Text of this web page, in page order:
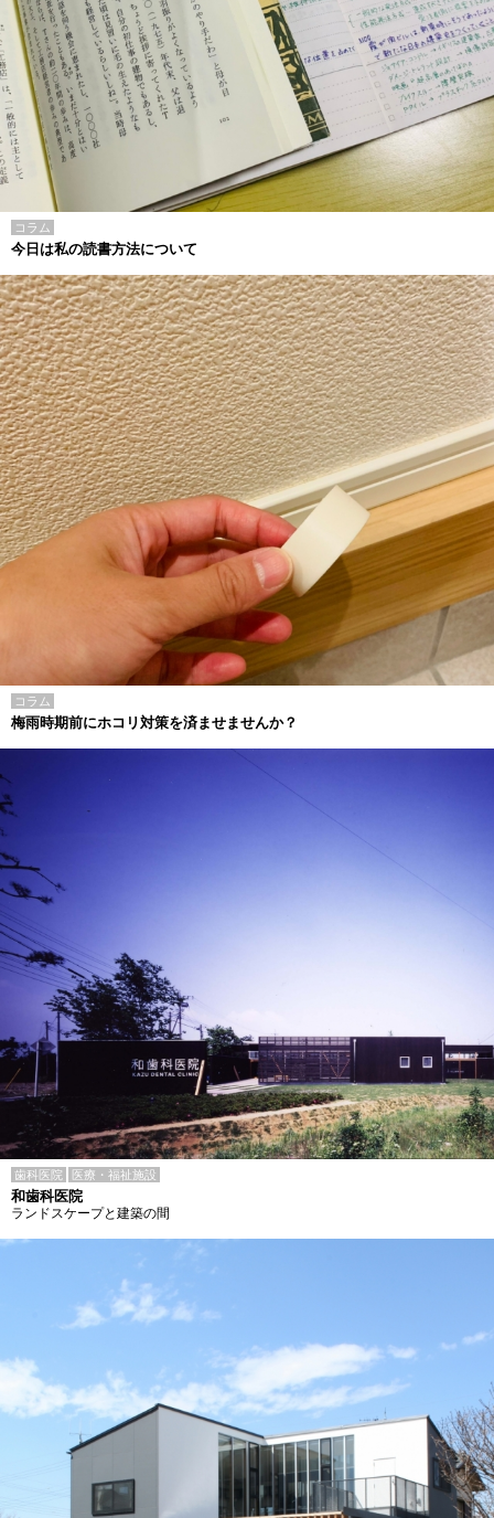
コラム
今日は私の読書方法について
コラム
梅雨時期前にホコリ対策を済ませませんか？
歯科医院 医療・福祉施設
和歯科医院
ランドスケープと建築の間